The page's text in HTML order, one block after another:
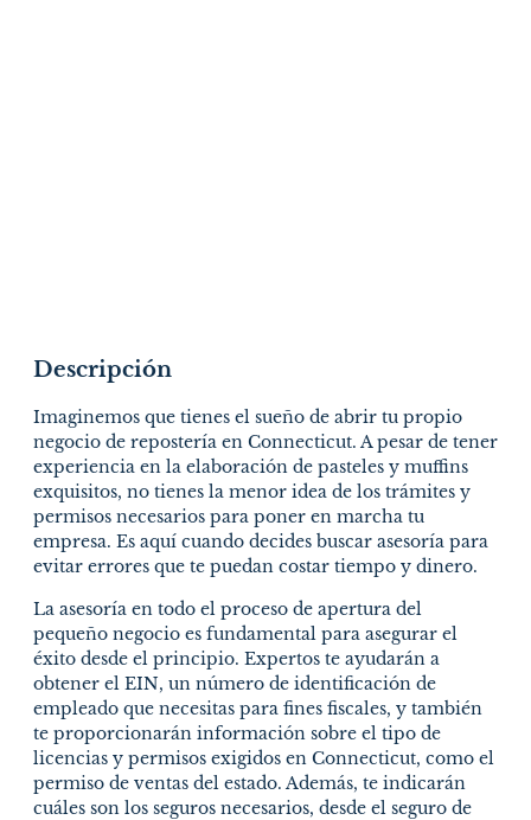
Descripción
Imaginemos que tienes el sueño de abrir tu propio
negocio de repostería en Connecticut. A pesar de tener
experiencia en la elaboración de pasteles y muffins
exquisitos, no tienes la menor idea de los trámites y
permisos necesarios para poner en marcha tu
empresa. Es aquí cuando decides buscar asesoría para
evitar errores que te puedan costar tiempo y dinero.
La asesoría en todo el proceso de apertura del
pequeño negocio es fundamental para asegurar el
éxito desde el principio. Expertos te ayudarán a
obtener el EIN, un número de identificación de
empleado que necesitas para fines fiscales, y también
te proporcionarán información sobre el tipo de
licencias y permisos exigidos en Connecticut, como el
permiso de ventas del estado. Además, te indicarán
cuáles son los seguros necesarios, desde el seguro de